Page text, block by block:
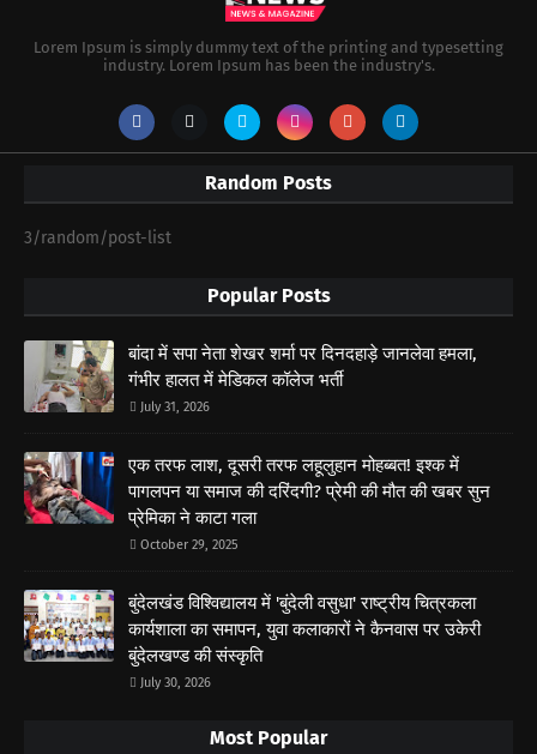
Lorem Ipsum is simply dummy text of the printing and typesetting
industry. Lorem Ipsum has been the industry's.
Random Posts
3/random/post-list
Popular Posts
बांदा में सपा नेता शेखर शर्मा पर दिनदहाड़े जानलेवा हमला,
गंभीर हालत में मेडिकल कॉलेज भर्ती
July 31, 2026
एक तरफ लाश, दूसरी तरफ लहूलुहान मोहब्बत! इश्क में
पागलपन या समाज की दरिंदगी? प्रेमी की मौत की खबर सुन
प्रेमिका ने काटा गला
October 29, 2025
बुंदेलखंड विश्विद्यालय में 'बुंदेली वसुधा' राष्ट्रीय चित्रकला
कार्यशाला का समापन, युवा कलाकारों ने कैनवास पर उकेरी
बुंदेलखण्ड की संस्कृति
July 30, 2026
Most Popular